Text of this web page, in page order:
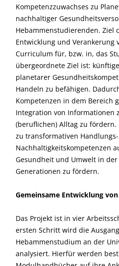
Kompetenzzuwachses zu
nachhaltiger
Hebammenstudierenden. Ziel
Entwicklung und Verankerung
Curriculum für, bzw. in, das
übergeordnete Ziel ist:
planetarer
Handeln zu befähigen.
Kompetenzen in dem Bereich
Integration von Informationen
(beruflichen) Alltag zu fördern.
zu transformativen
Nachhaltigkeitskompetenzen
Gesundheit und Umwelt in
Generationen zu fördern.
Gemeinsame Entwicklung
Das Projekt ist in vier
ersten Schritt wird die
Hebammenstudium an der
analysiert. Hierfür werden